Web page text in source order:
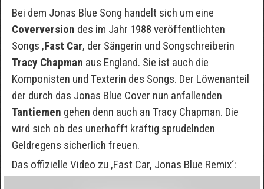
Bei dem Jonas Blue Song handelt sich um eine
Coverversion des im Jahr 1988 veröffentlichten
Songs ‚Fast Car‚ der Sängerin und Songschreiberin
Tracy Chapman aus England. Sie ist auch die
Komponisten und Texterin des Songs. Der Löwenanteil
der durch das Jonas Blue Cover nun anfallenden
Tantiemen gehen denn auch an Tracy Chapman. Die
wird sich ob des unerhofft kräftig sprudelnden
Geldregens sicherlich freuen.
Das offizielle Video zu ‚Fast Car, Jonas Blue Remix‘: